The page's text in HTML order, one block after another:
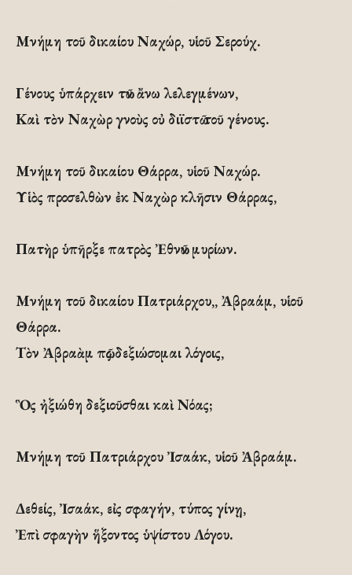
Μνήμη τοῦ δικαίου Ναχώρ, υἱοῦ Σερούχ.
Γένους ὑπάρχειν τῶν ἄνω λελεγμένων,
Καὶ τὸν Ναχὼρ γνοὺς οὐ διϊστῶ τοῦ γένους.
Μνήμη τοῦ δικαίου Θάρρα, υἱοῦ Ναχώρ.
Υἱὸς προσελθὼν ἐκ Ναχὼρ κλῆσιν Θάρρας,
Πατὴρ ὑπῆρξε πατρὸς Ἐθνῶν μυρίων.
Μνήμη τοῦ δικαίου Πατριάρχου,, Ἀβραάμ, υἱοῦ
Θάρρα.
Τὸν Ἀβραὰμ πῶς δεξιώσομαι λόγοις,
Ὃς ἠξιώθη δεξιοῦσθαι καὶ Νόας;
Μνήμη τοῦ Πατριάρχου Ἰσαάκ, υἱοῦ Ἀβραάμ.
Δεθείς, Ἰσαάκ, εἰς σφαγήν, τύπος γίνῃ,
Ἐπὶ σφαγὴν ἥξοντος ὑψίστου Λόγου.